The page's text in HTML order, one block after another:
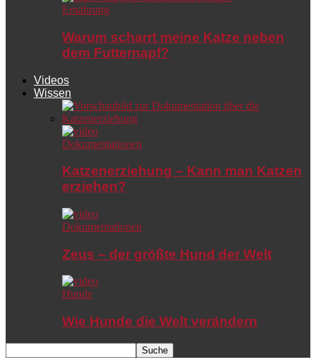
Ernährung
Warum scharrt meine Katze neben
dem Futternapf?
Videos
Wissen
Dokumentationen
Katzenerziehung – Kann man Katzen
erziehen?
Dokumentationen
Zeus – der größte Hund der Welt
Hunde
Wie Hunde die Welt verändern